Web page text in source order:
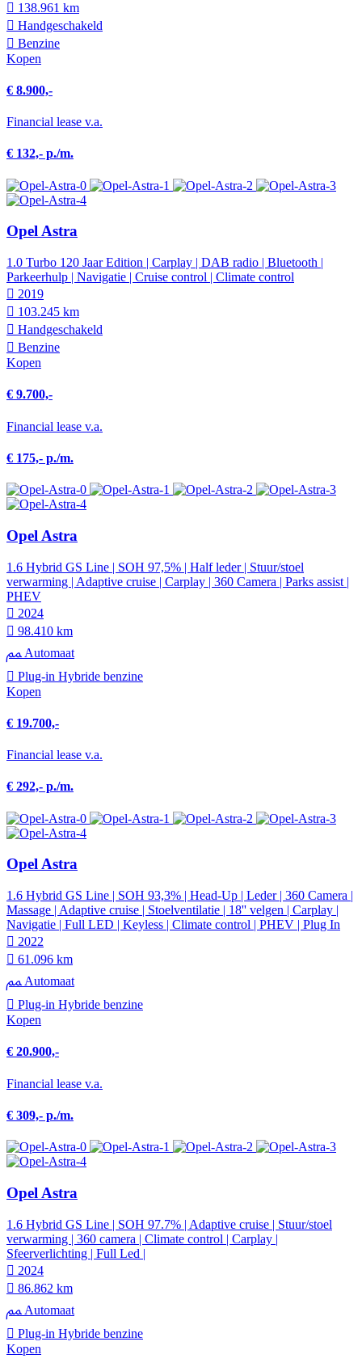
138.961 km
Hand­geschakeld
Benzine
Kopen
€ 8.900,-
Financial lease v.a.
€ 132,- p./m.
Opel Astra
1.0 Turbo 120 Jaar Edition | Carplay | DAB radio | Bluetooth |
Parkeerhulp | Navigatie | Cruise control | Climate control
2019
103.245 km
Hand­geschakeld
Benzine
Kopen
€ 9.700,-
Financial lease v.a.
€ 175,- p./m.
Opel Astra
1.6 Hybrid GS Line | SOH 97,5% | Half leder | Stuur/stoel
verwarming | Adaptive cruise | Carplay | 360 Camera | Parks assist |
PHEV
2024
98.410 km
Automaat
Plug-in Hybride benzine
Kopen
€ 19.700,-
Financial lease v.a.
€ 292,- p./m.
Opel Astra
1.6 Hybrid GS Line | SOH 93,3% | Head-Up | Leder | 360 Camera |
Massage | Adaptive cruise | Stoelventilatie | 18'' velgen | Carplay |
Navigatie | Full LED | Keyless | Climate control | PHEV | Plug In
2022
61.096 km
Automaat
Plug-in Hybride benzine
Kopen
€ 20.900,-
Financial lease v.a.
€ 309,- p./m.
Opel Astra
1.6 Hybrid GS Line | SOH 97.7% | Adaptive cruise | Stuur/stoel
verwarming | 360 camera | Climate control | Carplay |
Sfeerverlichting | Full Led |
2024
86.862 km
Automaat
Plug-in Hybride benzine
Kopen